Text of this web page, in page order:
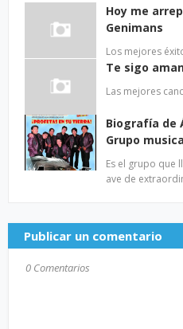
Hoy me
Genimans
Los mejores
Te sigo
Las mejores
Biografía de
Grupo
Es el grupo que
ave de
Publicar un comentario
0 Comentarios